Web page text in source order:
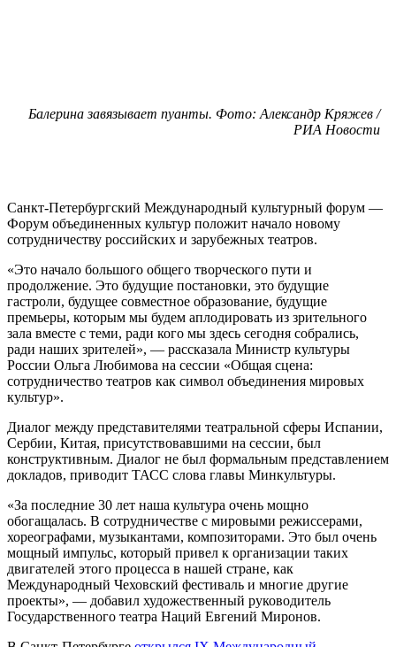
Балерина завязывает пуанты. Фото: Александр Кряжев /
РИА Новости
Санкт-Петербургский Международный культурный форум —
Форум объединенных культур положит начало новому
сотрудничеству российских и зарубежных театров.
«Это начало большого общего творческого пути и
продолжение. Это будущие постановки, это будущие
гастроли, будущее совместное образование, будущие
премьеры, которым мы будем аплодировать из зрительного
зала вместе с теми, ради кого мы здесь сегодня собрались,
ради наших зрителей», — рассказала Министр культуры
России Ольга Любимова на сессии «Общая сцена:
сотрудничество театров как символ объединения мировых
культур».
Диалог между представителями театральной сферы Испании,
Сербии, Китая, присутствовавшими на сессии, был
конструктивным. Диалог не был формальным представлением
докладов, приводит ТАСС слова главы Минкультуры.
«За последние 30 лет наша культура очень мощно
обогащалась. В сотрудничестве с мировыми режиссерами,
хореографами, музыкантами, композиторами. Это был очень
мощный импульс, который привел к организации таких
двигателей этого процесса в нашей стране, как
Международный Чеховский фестиваль и многие другие
проекты», — добавил художественный руководитель
Государственного театра Наций Евгений Миронов.